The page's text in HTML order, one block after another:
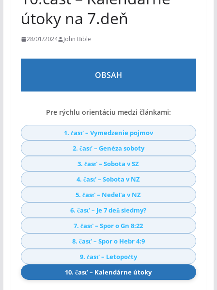
m
útoky na 7.deň
28/01/2024 John Bible
OBSAH
Pre rýchlu orientáciu medzi článkami:
1. časť – Vymedzenie pojmov
2. časť – Genéza soboty
3. časť – Sobota v SZ
4. časť – Sobota v NZ
5. časť – Nedeľa v NZ
6. časť – Je 7 deň siedmy?
7. časť – Spor o Gn 8:22
8. časť – Spor o Hebr 4:9
9. časť – Letopočty
10. časť – Kalendárne útoky